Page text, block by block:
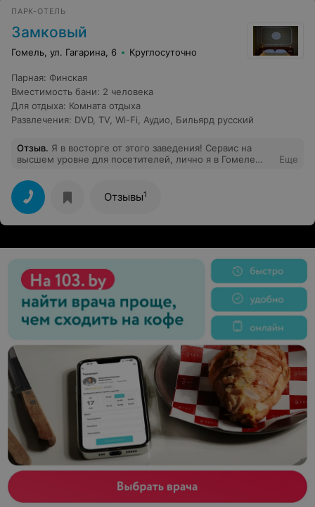
ПАРК-ОТЕЛЬ
Замковый
Гомель, ул. Гагарина, 6 Круглосуточно
Парная: Финская
Вместимость бани: 2 человека
Для отдыха: Комната отдыха
Развлечения: DVD, TV Wi-Fi Аудио Бильярд русский
Отзыв. Я в восторге от этого заведения! Сервис на
высшем уровне для посетителей, лично я в Гомеле
Еще
Отзывы1